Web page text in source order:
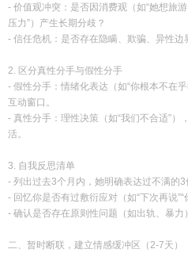
- 价值观冲突：是否因消费观（如“她想旅
压力”）产生长期分歧？
- 信任危机：是否存在隐瞒、欺骗、异性边
2. 区分真性分手与假性分手
- 假性分手：情绪化表达（如“你根本不在
互动窗口。
- 真性分手：理性决策（如“我们不合适”）
活。
3. 自我反思清单
- 列出过去3个月内，她明确表达过不满的3
- 回忆你是否有过敷衍应对（如“下次再说”“
- 确认是否存在原则性问题（如出轨、暴力
二、暂时断联，建立情感缓冲区（2-7天）